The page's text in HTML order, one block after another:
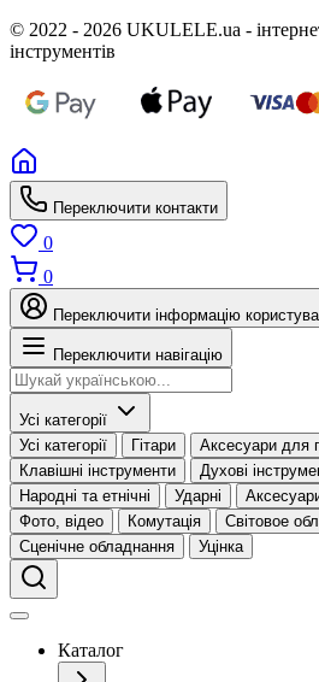
© 2022 - 2026 UKULELE.ua -
інструментів
Переключити контакти
0
0
Переключити інформацію
Переключити навігацію
Усі категорії
Усі категорії
Гітари Аксесуари для
Клавішні інструменти
Духові
Народні та етнічні
Ударні
Фото, відео
Комутація
Світовое
Сценічне обладнання
Уцінка
Каталог